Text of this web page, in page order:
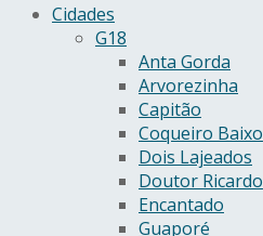
Cidades
G18
Anta Gorda
Arvorezinha
Capitão
Coqueiro Baixo
Dois Lajeados
Doutor Ricardo
Encantado
Guaporé